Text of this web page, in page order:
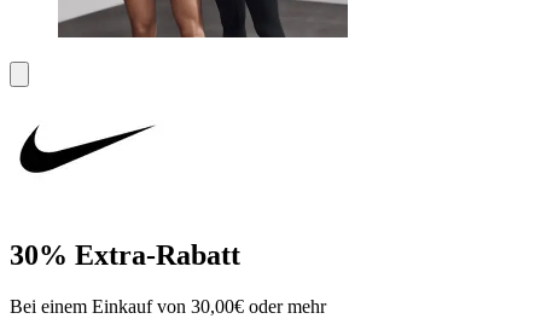
30% Extra-Rabatt
Bei einem Einkauf von 30,00€ oder mehr